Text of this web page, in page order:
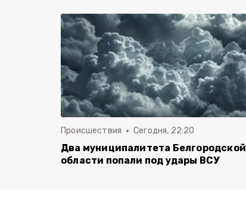
Происшествия Сегодня, 22:20
Два муниципалитета Белгородской
области попали под удары ВСУ